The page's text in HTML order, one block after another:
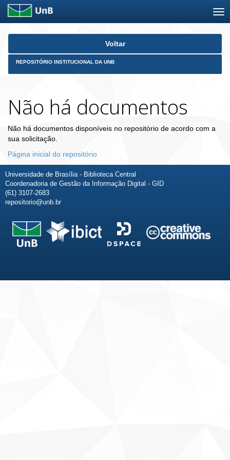
Skip
Voltar
REPOSITÓRIO INSTITUCIONAL DA UNB
Não há documentos
Não há documentos disponíveis no repositório de acordo com a
sua solicitação.
Página inicial do repositório
Universidade de Brasília - Biblioteca Central
Coordenadoria de Gestão da Informação Digital - GID
(61) 3107-2683
repositorio@unb.br